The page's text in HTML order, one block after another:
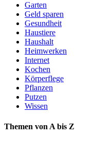
Garten
Geld sparen
Gesundheit
Haustiere
Haushalt
Heimwerken
Internet
Kochen
Körperflege
Pflanzen
Putzen
Wissen
Themen von A bis Z